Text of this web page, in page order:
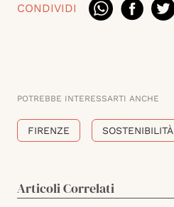
CONDIVIDI
POTREBBE INTERESSARTI ANCHE
FIRENZE SOSTENIBILITÀ
Articoli Correlati